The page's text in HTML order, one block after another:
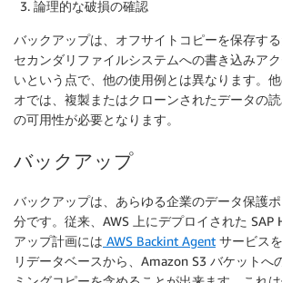
論理的な破損の確認
バックアップは、オフサイトコピーを保存す
セカンダリファイルシステムへの書き込みア
いという点で、他の使用例とは異なります。
オでは、複製またはクローンされたデータの
の可用性が必要となります。
バックアップ
バックアップは、あらゆる企業のデータ保護
分です。従来、AWS 上にデプロイされた SAP
アップ計画には AWS Backint Agent サービス
リデータベースから、Amazon S3 バケットへ